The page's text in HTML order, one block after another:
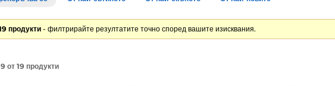
продукти - филтрирайте резултатите точно според вашите изисквания.
от 19 продукти